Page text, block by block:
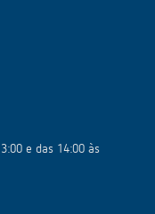
e das 14:00 às